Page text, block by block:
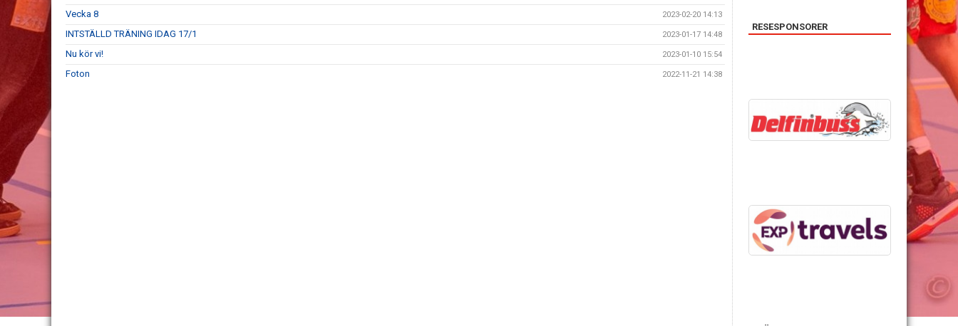
Vecka 8 2023-02-20 14:13
INTSTÄLLD TRÄNING IDAG 17/1 2023-01-17 14:48
Nu kör vi! 2023-01-10 15:54
Foton 2022-11-21 14:38
RESESPONSORER